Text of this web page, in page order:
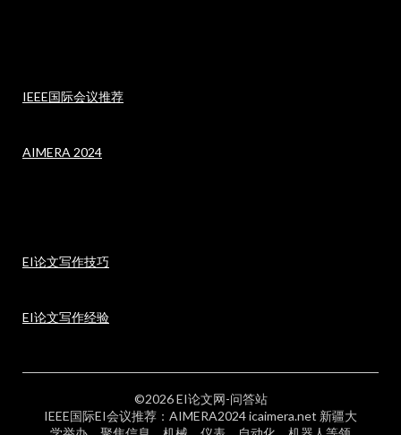
IEEE国际会议推荐
AIMERA 2024
EI论文写作技巧
EI论文写作经验
©2026 EI论文网-问答站
IEEE国际EI会议推荐：AIMERA2024 icaimera.net 新疆大